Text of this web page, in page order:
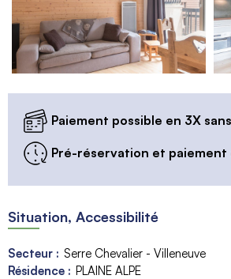
Paiement possible en 3X
Pré-réservation et paiement
Situation, Accessibilité
Secteur : Serre Chevalier - Villeneuve
Résidence : PLAINE ALPE